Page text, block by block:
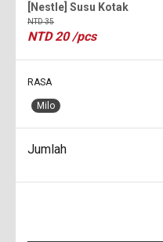
[Nestle] Susu Kotak
NTD35
NTD20 /pcs
RASA
Milo
Jumlah